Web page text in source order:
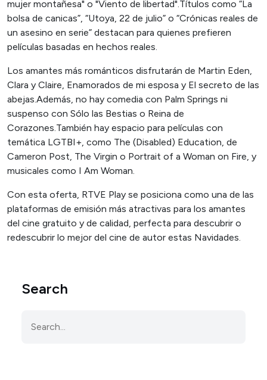
mujer montañesa" o "Viento de libertad".Títulos como “La
bolsa de canicas”, “Utoya, 22 de julio” o “Crónicas reales de
un asesino en serie” destacan para quienes prefieren
películas basadas en hechos reales.
Los amantes más románticos disfrutarán de Martin Eden,
Clara y Claire, Enamorados de mi esposa y El secreto de las
abejas.Además, no hay comedia con Palm Springs ni
suspenso con Sólo las Bestias o Reina de
Corazones.También hay espacio para películas con
temática LGTBI+, como The (Disabled) Education, de
Cameron Post, The Virgin o Portrait of a Woman on Fire, y
musicales como I Am Woman.
Con esta oferta, RTVE Play se posiciona como una de las
plataformas de emisión más atractivas para los amantes
del cine gratuito y de calidad, perfecta para descubrir o
redescubrir lo mejor del cine de autor estas Navidades.
Search